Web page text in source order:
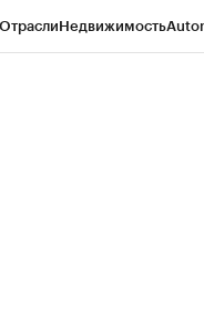
ОтраслиНедвижимость